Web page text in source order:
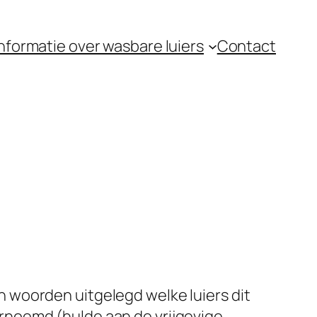
over wasbare luiers Contact
woorden uitgelegd welke luiers dit